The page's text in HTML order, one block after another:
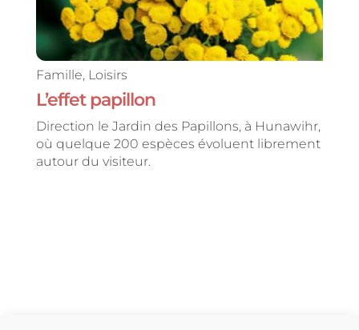
Famille, Loisirs
L’effet papillon
Direction le Jardin des Papillons, à Hunawihr,
où quelque 200 espèces évoluent librement
autour du visiteur.